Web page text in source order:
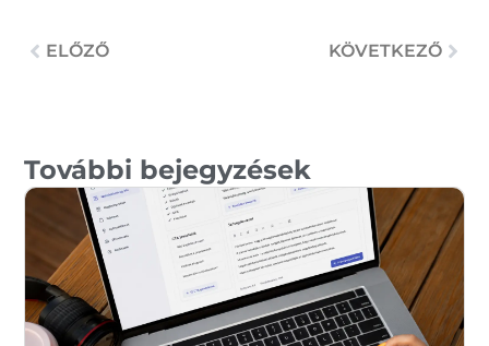
Előző
ELŐZŐ KÖVETKEZŐ
További bejegyzések